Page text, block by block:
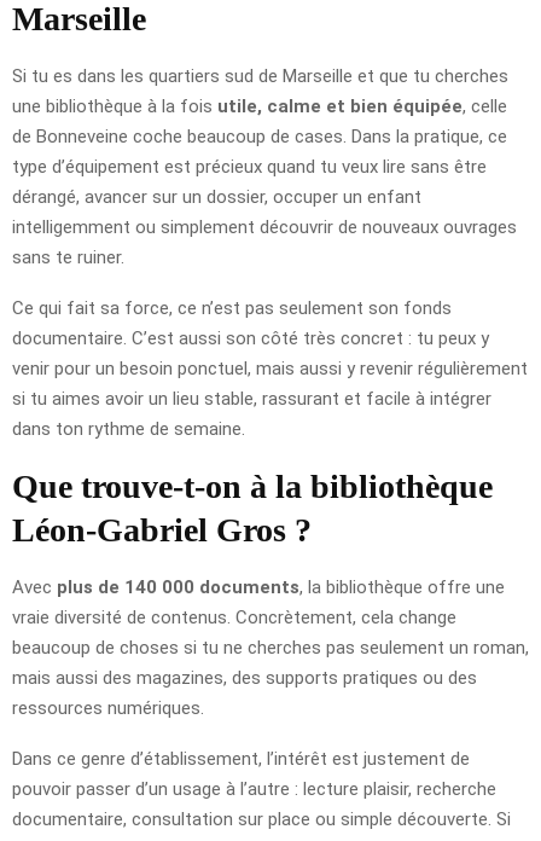
Marseille
Si tu es dans les quartiers sud de Marseille et que tu cherches
une bibliothèque à la fois utile, calme et bien équipée, celle
de Bonneveine coche beaucoup de cases. Dans la pratique, ce
type d’équipement est précieux quand tu veux lire sans être
dérangé, avancer sur un dossier, occuper un enfant
intelligemment ou simplement découvrir de nouveaux ouvrages
sans te ruiner.
Ce qui fait sa force, ce n’est pas seulement son fonds
documentaire. C’est aussi son côté très concret : tu peux y
venir pour un besoin ponctuel, mais aussi y revenir régulièrement
si tu aimes avoir un lieu stable, rassurant et facile à intégrer
dans ton rythme de semaine.
Que trouve-t-on à la bibliothèque
Léon-Gabriel Gros ?
Avec plus de 140 000 documents, la bibliothèque offre une
vraie diversité de contenus. Concrètement, cela change
beaucoup de choses si tu ne cherches pas seulement un roman,
mais aussi des magazines, des supports pratiques ou des
ressources numériques.
Dans ce genre d’établissement, l’intérêt est justement de
pouvoir passer d’un usage à l’autre : lecture plaisir, recherche
documentaire, consultation sur place ou simple découverte. Si